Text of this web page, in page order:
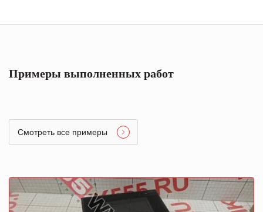
Примеры выполненных работ
Смотреть все примеры